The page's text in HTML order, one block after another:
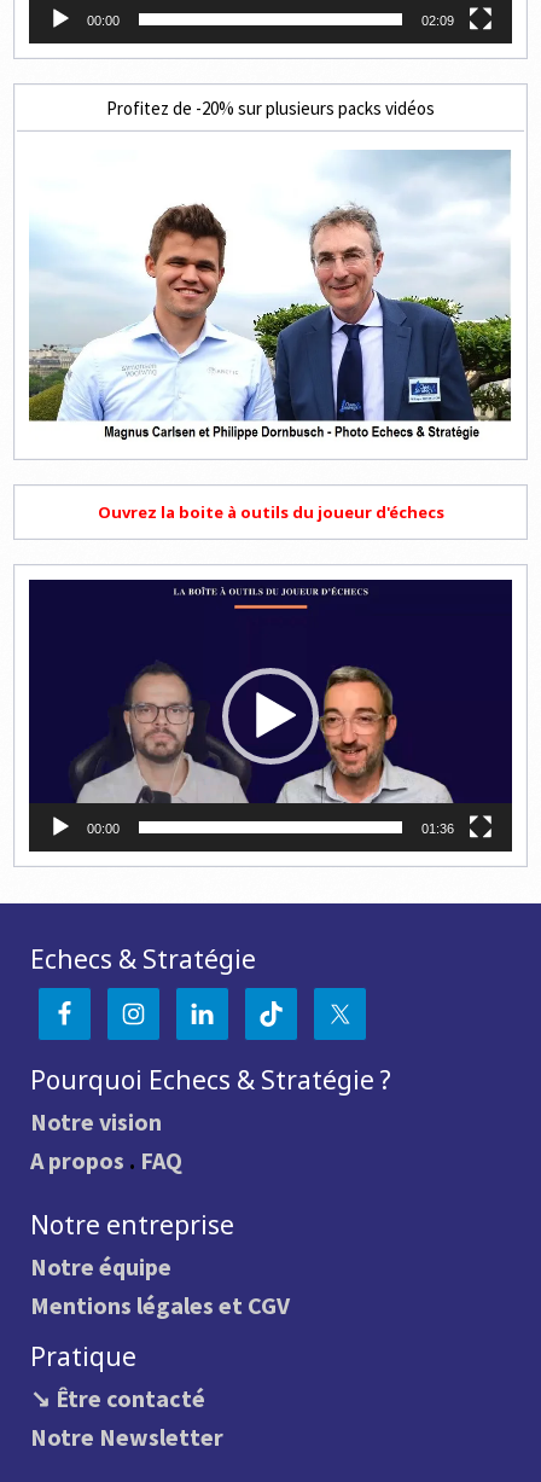
00:00 02:09
Profitez de -20% sur plusieurs packs vidéos
Ouvrez la boite à outils du joueur d'échecs
00:00 01:36
Echecs & Stratégie
Pourquoi Echecs & Stratégie ?
Notre vision
A propos . FAQ
Notre entreprise
Notre équipe
Mentions légales et CGV
Pratique
↘ Être contacté
Notre Newsletter